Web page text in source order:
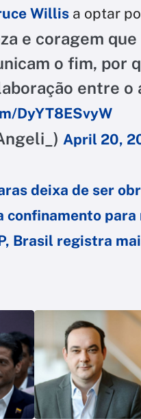
Willis a optar
e coragem
o fim, por
entre o
DyYT8ESvyW
April 20,
deixa de ser
confinamento
Brasil registra